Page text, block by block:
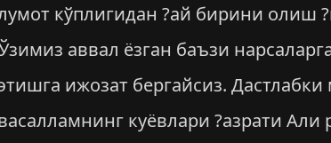
кўплигидан ?ай бирини олиш
аввал ёзган баъзи
ижозат бергайсиз.
куёвлари ?азрати Али